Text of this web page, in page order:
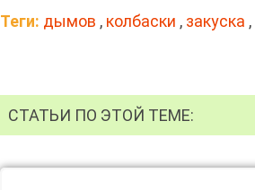
Теги: дымов , колбаски , закуска ,
СТАТЬИ ПО ЭТОЙ ТЕМЕ: